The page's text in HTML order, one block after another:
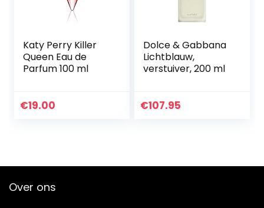
Katy Perry Killer
Queen Eau de
Parfum 100 ml
€19.00
Dolce & Gabbana
Lichtblauw,
verstuiver, 200 ml
€107.95
Over ons